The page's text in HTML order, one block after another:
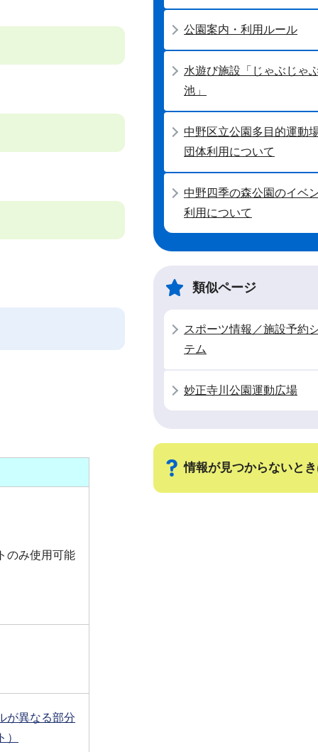
のみ使用可能
が異なる部分
公園案内・利用ルール
水遊び施設「じゃぶじゃ
池」
中野区立公園多目的運動
団体利用について
中野四季の森公園のイベ
利用について
類似ページ
スポーツ情報／施設予約
テム
妙正寺川公園運動広場
情報が見つからないと